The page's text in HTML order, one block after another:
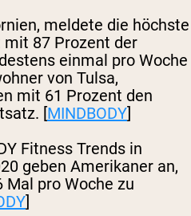
meldete die höchste
87 Prozent der
einmal pro Woche
von Tulsa,
mit 61 Prozent den
[MINDBODY]
Fitness Trends in
geben Amerikaner an,
pro Woche zu
]